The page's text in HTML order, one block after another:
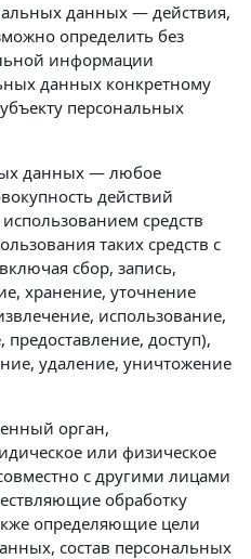
данных — действия,
определить без
информации
данных конкретному
персональных
данных — любое
действий
средств
таких средств с
сбор, запись,
хранение, уточнение
использование,
предоставление, доступ),
удаление, уничтожение
орган,
или физическое
с другими лицами
обработку
определяющие цели
состав персональных